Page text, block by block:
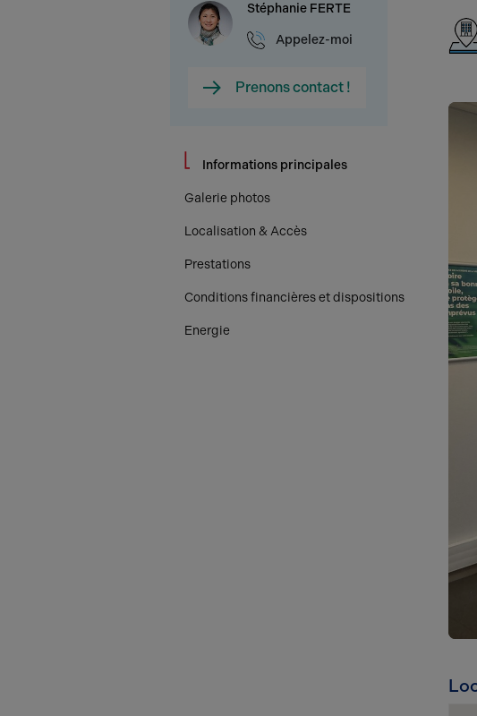
Stéphanie FERTE
Appelez-moi
Prenons contact !
Informations principales
Galerie photos
Localisation & Accès
Prestations
Conditions financières et dispositions
Energie